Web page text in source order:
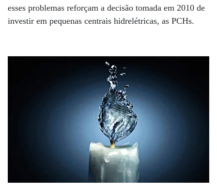
esses problemas reforçam a decisão tomada em 2010 de
investir em pequenas centrais hidrelétricas, as PCHs.